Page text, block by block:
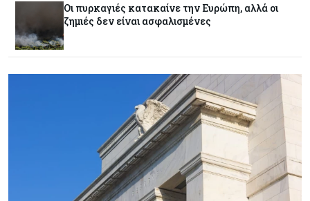
τις ΗΠΑ
07-08-2026
Επαναλειτουργεί η οδική πρόσβαση στις αφίξεις
του αεροδρομίου Λάρνακας
Εμπορεύματα 07-08-2026
Οι πυρκαγιές κατακαίνε την Ευρώπη, αλλά οι
ζημιές δεν είναι ασφαλισμένες